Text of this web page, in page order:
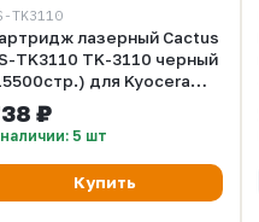
TK3110
лазерный Cactus
TK3110 TK-3110 черный
для Kyocera
FS-4100DN, 4200DN,
₽
5 шт
Купить